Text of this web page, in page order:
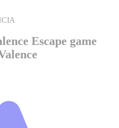
Escape game